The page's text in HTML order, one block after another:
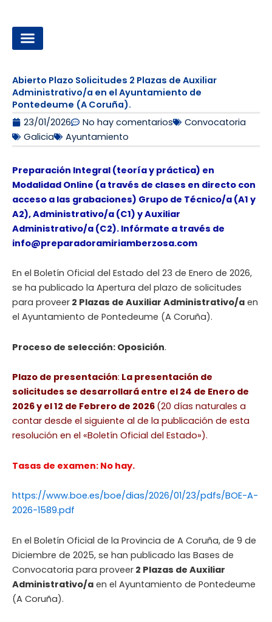
contenido
Abierto Plazo Solicitudes 2 Plazas de Auxiliar
Administrativo/a en el Ayuntamiento de
Pontedeume (A Coruña).
23/01/2026
No hay comentarios
Convocatoria
Galicia
Ayuntamiento
Preparación Integral (teoría y práctica) en
Modalidad Online (a través de clases en directo con
acceso a las grabaciones) Grupo de Técnico/a (A1 y
A2), Administrativo/a (C1) y Auxiliar
Administrativo/a (C2). Infórmate a través de
info@preparadoramiriamberzosa.com
En el Boletín Oficial del Estado del 23 de Enero de 2026,
se ha publicado la Apertura del plazo de solicitudes
para proveer 2 Plazas de Auxiliar Administrativo/a en
el Ayuntamiento de Pontedeume (A Coruña).
Proceso de selección: Oposición.
Plazo de presentación: La presentación de
solicitudes se desarrollará entre el 24 de Enero de
2026 y el 12 de Febrero de 2026 (20 días naturales a
contar desde el siguiente al de la publicación de esta
resolución en el «Boletín Oficial del Estado»).
Tasas de examen: No hay.
https://www.boe.es/boe/dias/2026/01/23/pdfs/BOE-A-
2026-1589.pdf
En el Boletín Oficial de la Provincia de A Coruña, de 9 de
Diciembre de 2025, se han publicado las Bases de
Convocatoria para proveer 2 Plazas de Auxiliar
Administrativo/a en el Ayuntamiento de Pontedeume
(A Coruña).